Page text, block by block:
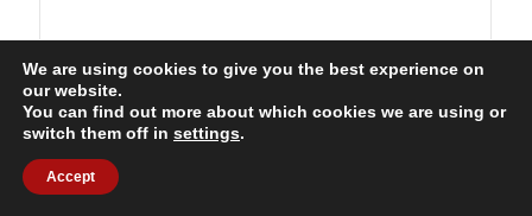
2015 - Josef Rainer
We are using cookies to give you the best experience on
our website.
You can find out more about which cookies we are using or
switch them off in settings.
Accept